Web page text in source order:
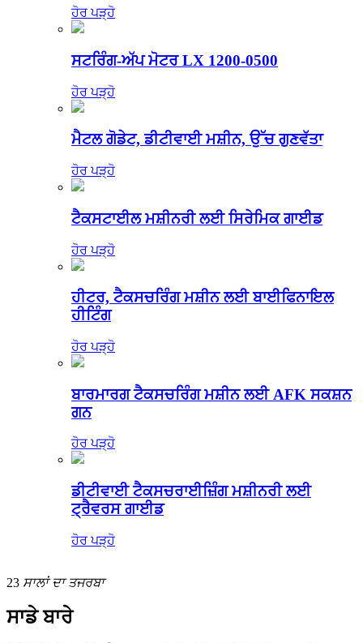
ਹੋਰ ਪੜ੍ਹੋ
ਸਟਰਿੰਗ-ਅੱਪ ਮੋਟਰ LX 1200-0500
ਹੋਰ ਪੜ੍ਹੋ
ਮੈਟਲ ਗੋਡੇਟ, ਡੀਟੀਵਾਈ ਮਸ਼ੀਨ, ਉੱਚ ਗੁਣਵੱਤਾ
ਹੋਰ ਪੜ੍ਹੋ
ਟੈਕਸਟਾਈਲ ਮਸ਼ੀਨਰੀ ਲਈ ਸਿਰੇਮਿਕ ਗਾਈਡ
ਹੋਰ ਪੜ੍ਹੋ
ਹੀਟਰ, ਟੈਕਸਚਰਿੰਗ ਮਸ਼ੀਨ ਲਈ ਬਾਈਫਿਨਾਇਲ
ਹੀਟਿੰਗ
ਹੋਰ ਪੜ੍ਹੋ
ਬਾਰਮਾਰਗ ਟੈਕਸਚਰਿੰਗ ਮਸ਼ੀਨ ਲਈ AFK ਸਕਸ਼ਨ
ਗਨ
ਹੋਰ ਪੜ੍ਹੋ
ਡੀਟੀਵਾਈ ਟੈਕਸਚਰਾਈਜ਼ਿੰਗ ਮਸ਼ੀਨਰੀ ਲਈ
ਟ੍ਰੈਵਰਸ ਗਾਈਡ
ਹੋਰ ਪੜ੍ਹੋ
23 ਸਾਲਾਂ ਦਾ ਤਜਰਬਾ
ਸਾਡੇ ਬਾਰੇ